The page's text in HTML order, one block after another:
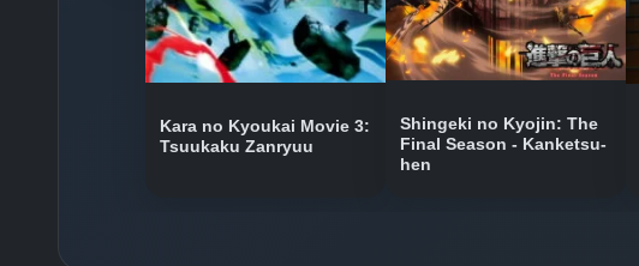
Kara no Kyoukai Movie 3:
Tsuukaku Zanryuu
Shingeki no Kyojin: The
Final Season - Kanketsu-
hen